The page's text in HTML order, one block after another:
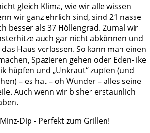
gleich Klima, wie wir alle wissen
wir ganz ehrlich sind, sind 21 nasse
besser als 37 Höllengrad. Zumal wir
auch gar nicht abkönnen und
Haus verlassen. So kann man einen
Spazieren gehen oder Eden-like
hüpfen und „Unkraut“ zupfen (und
– es hat – oh Wunder – alles seine
Auch wenn wir bisher erstaunlich